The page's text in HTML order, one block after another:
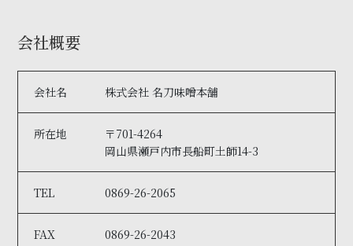
会社概要
会社名 株式会社 名刀味噌本舗
所在地
〒701-4264
岡山県瀬戸内市長船町土師14-3
TEL 0869-26-2065
FAX 0869-26-2043